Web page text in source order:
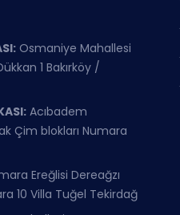
Osmaniye Mahallesi
1 Bakırköy /
Acıbadem
Çim blokları Numara
Ereğlisi Dereağzı
10 Villa Tuğel Tekirdağ